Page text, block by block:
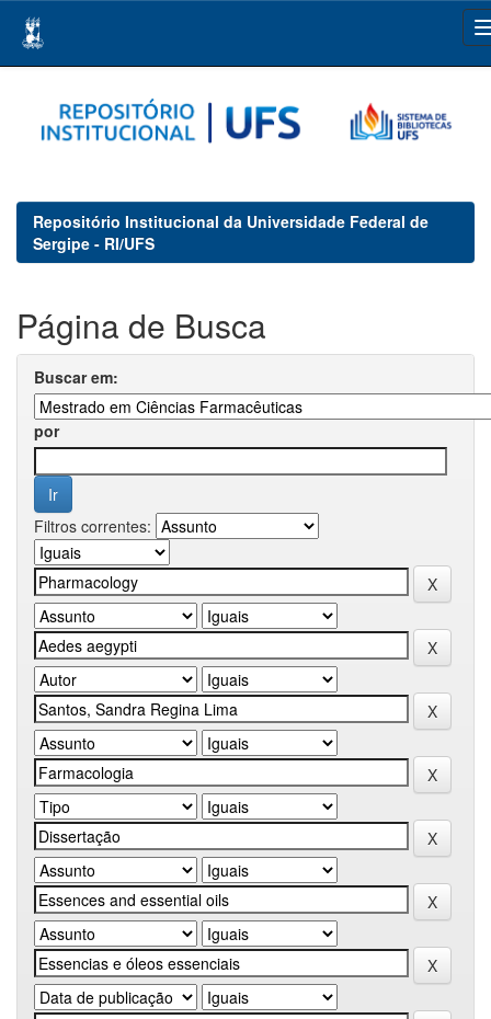
navigation
Repositório Institucional da Universidade Federal de
Sergipe - RI/UFS
Página de Busca
Buscar em:
por
Filtros correntes: